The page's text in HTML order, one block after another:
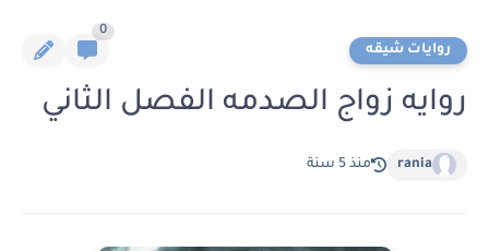
روايات شيقه
0
روايه زواج الصدمه الفصل الثاني
rania منذ 5 سنة